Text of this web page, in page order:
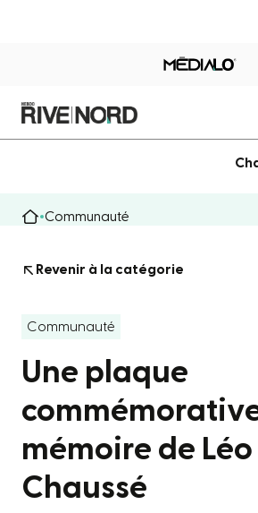
Communauté
Revenir à la catégorie
Communauté
Une plaque
mémoire de Léo
Chaussé